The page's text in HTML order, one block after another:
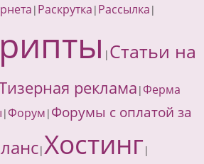
| Раскрутка | Рассылка |
| Статьи на
реклама |Ферма
|Форум | Форумы с оплатой за
|Хостинг |